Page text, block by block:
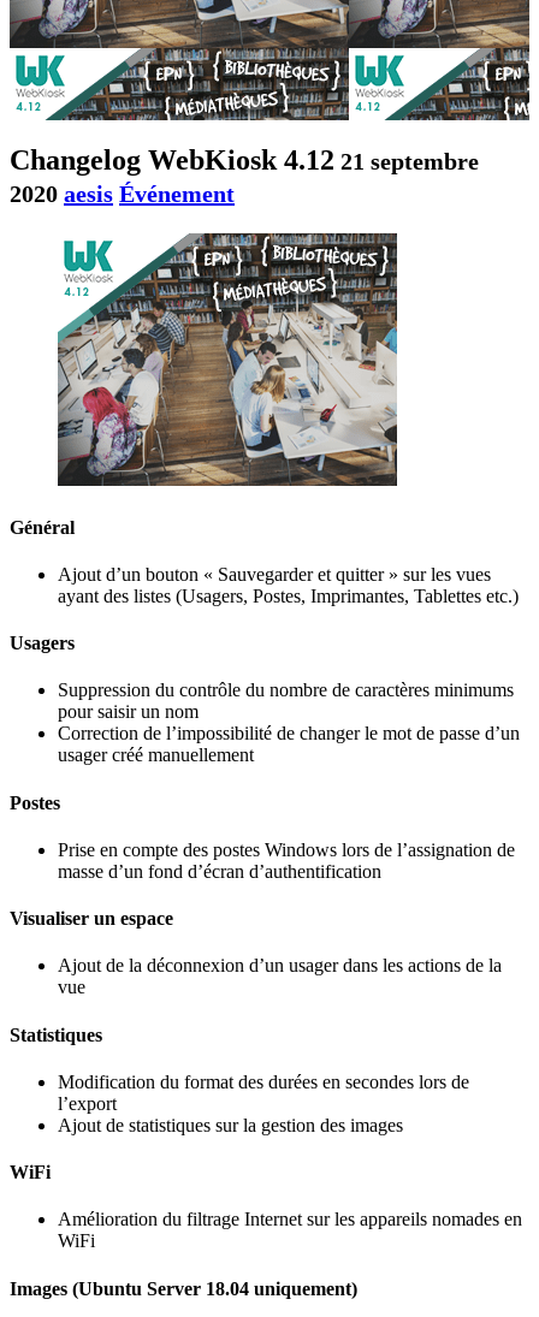
Changelog WebKiosk 4.12 21 septembre
2020 aesis Événement
Général
Ajout d’un bouton « Sauvegarder et quitter » sur les vues
ayant des listes (Usagers, Postes, Imprimantes, Tablettes etc.)
Usagers
Suppression du contrôle du nombre de caractères minimums
pour saisir un nom
Correction de l’impossibilité de changer le mot de passe d’un
usager créé manuellement
Postes
Prise en compte des postes Windows lors de l’assignation de
masse d’un fond d’écran d’authentification
Visualiser un espace
Ajout de la déconnexion d’un usager dans les actions de la
vue
Statistiques
Modification du format des durées en secondes lors de
l’export
Ajout de statistiques sur la gestion des images
WiFi
Amélioration du filtrage Internet sur les appareils nomades en
WiFi
Images (Ubuntu Server 18.04 uniquement)